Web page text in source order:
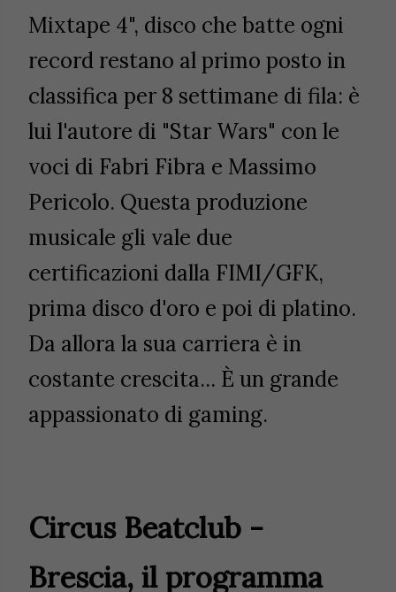
Mixtape 4", disco che batte ogni
record restano al primo posto in
classifica per 8 settimane di fila: è
lui l'autore di "Star Wars" con le
voci di Fabri Fibra e Massimo
Pericolo. Questa produzione
musicale gli vale due
certificazioni dalla FIMI/GFK,
prima disco d'oro e poi di platino.
Da allora la sua carriera è in
costante crescita... È un grande
appassionato di gaming.
Circus Beatclub -
Brescia, il programma